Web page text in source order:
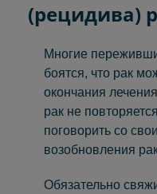
(рецидива)
Многие
боятся, что рак
окончания
рак не
поговорить со
возобновления
Обязательно